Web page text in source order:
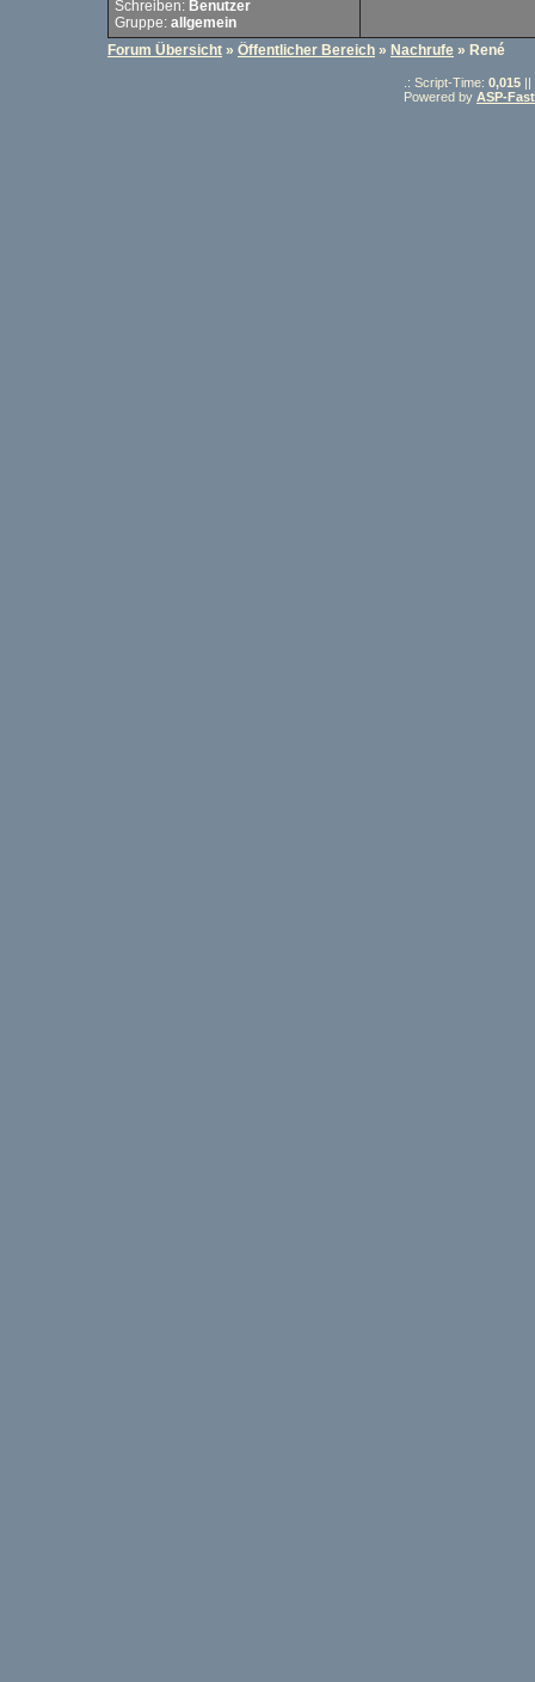
Schreiben: Benutzer
Gruppe: allgemein
Forum Übersicht » Öffentlicher Bereich » Nachrufe » René
.: Script-Time: 0,015 ||
Powered by ASP-